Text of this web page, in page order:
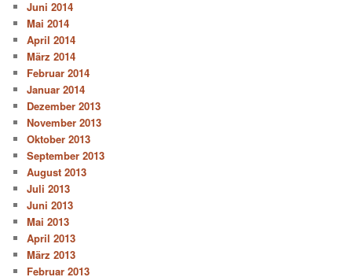
Juni 2014
Mai 2014
April 2014
März 2014
Februar 2014
Januar 2014
Dezember 2013
November 2013
Oktober 2013
September 2013
August 2013
Juli 2013
Juni 2013
Mai 2013
April 2013
März 2013
Februar 2013